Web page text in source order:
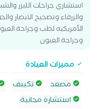
استشاري جراحات الليزر
والزرقاء وتصحيح الابصار
الأمريكيه لطب وجراحة
وجراحة العيون
مميزات العيادة
مصعد
تكييف
استشارة مجانية